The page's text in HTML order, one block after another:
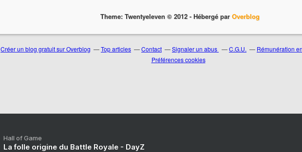
Theme: Twentyeleven © 2012 - Hébergé par Overblog
Créer un blog gratuit sur Overblog Top articles Contact Signaler un abus C.G.U. Rémunération
Préférences cookies
Hall of Game
La folle origine du Battle Royale - DayZ